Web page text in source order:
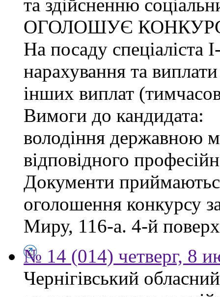
та здійсненню
ОГОЛОШУЄ
На посаду спеціаліста
нарахування та
інших виплат
Вимоги до кандидата:
володіння державною
відповідного
Документи
оголошення конкурсу
Миру, 116-а. 4-й
№ 14 (014) четверг, 8
Чернігівський